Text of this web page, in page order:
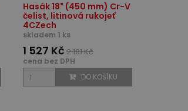
Hasák 18" (450 mm) Cr-V
čelist, litinová rukojeť
4CZech
skladem 1 ks
1 527 Kč2 181 Kč
cena bez DPH
DO KOŠÍKU